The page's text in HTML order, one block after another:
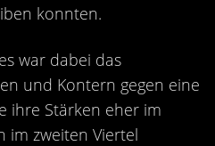
konnten.
war dabei das
und Kontern gegen eine
ihre Stärken eher im
im zweiten Viertel